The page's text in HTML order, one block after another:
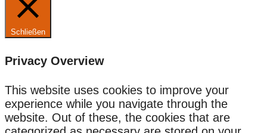
Schließen
Privacy Overview
This website uses cookies to improve your
experience while you navigate through the
website. Out of these, the cookies that are